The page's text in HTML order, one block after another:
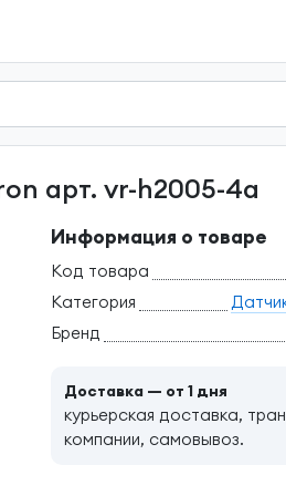
арт. vr-h2005-4a
Информация о товаре
Код товара
Категория
Бренд
Доставка — от 1 дня
курьерская доставка,
компании, самовывоз.